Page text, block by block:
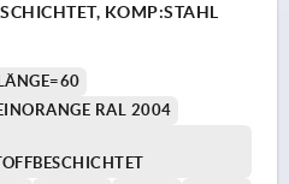
KOMP:STAHL
RAL 2004